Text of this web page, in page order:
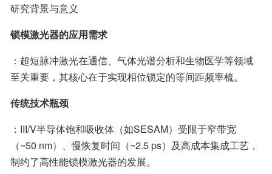
研究背景与意义
锁模激光器的应用需求
：超短脉冲激光在通信、气体光谱分析和生物医学等领域
至关重要，其核心在于实现相位锁定的等间距频率梳。
传统技术瓶颈
：III/V半导体饱和吸收体（如SESAM）受限于窄带宽
（~50 nm）、慢恢复时间（~2.5 ps）及高成本集成工艺，
制约了高性能锁模激光器的发展。